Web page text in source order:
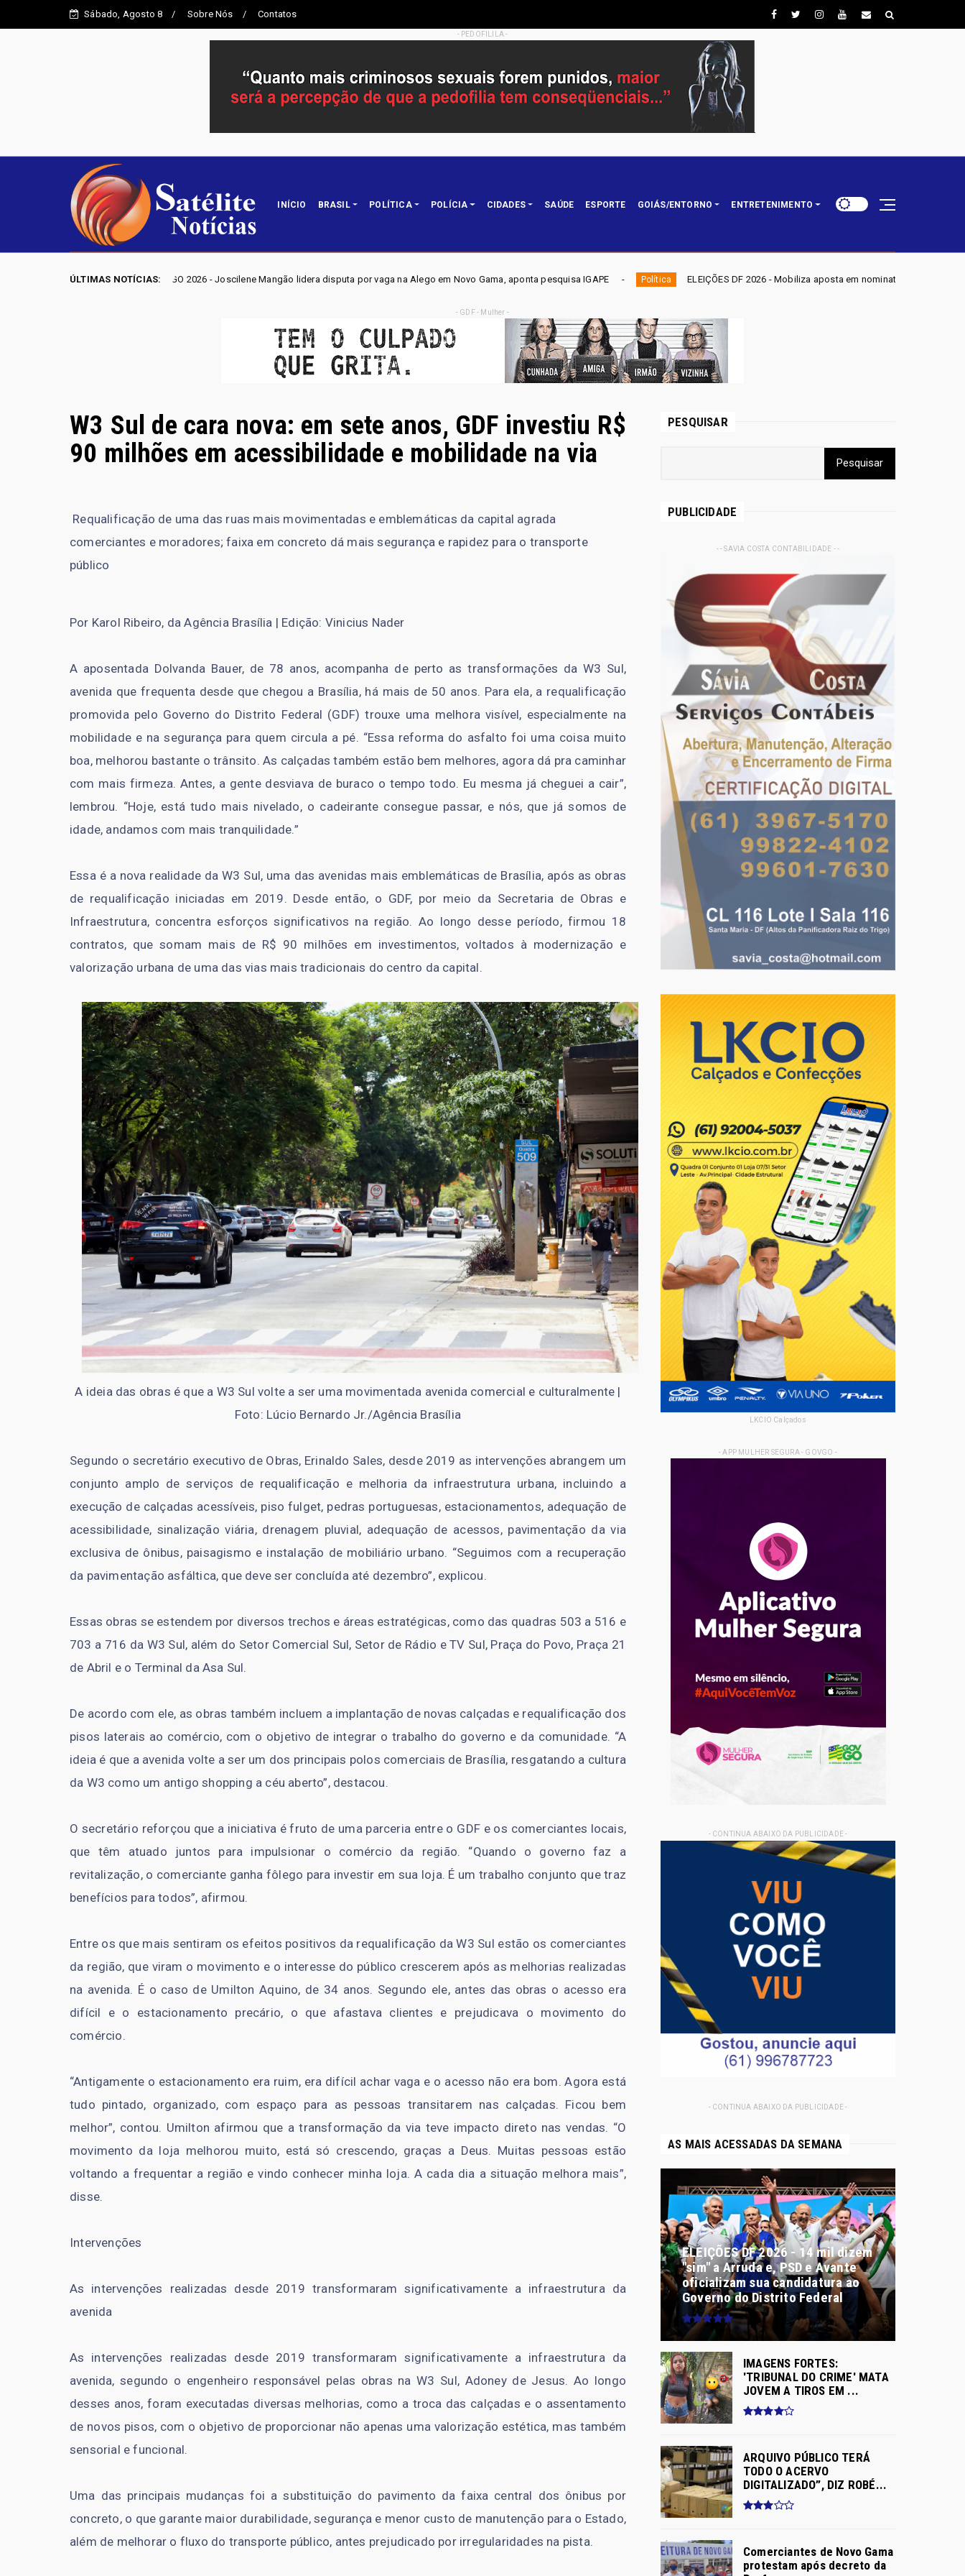
Sábado, Agosto 8 Sobre Nós Contatos
- PEDOFILILA -
INÍCIO BRASIL POLÍTICA POLÍCIA CIDADES SAÚDE ESPORTE GOIÁS/ENTORNO ENTRETENIMENTO
ÚLTIMAS NOTÍCIAS:
ELEIÇÕES GO 2026 - Joscilene Mangão lidera disputa por vaga na Alego em Novo Gama, aponta pesquisa IGAPE Política ELEIÇÕES DF 2026 - Mobiliza aposta em nominata completa e mira eleger três deputados
- GDF - Mulher -
W3 Sul de cara nova: em sete anos, GDF investiu R$
90 milhões em acessibilidade e mobilidade na via
Requalificação de uma das ruas mais movimentadas e emblemáticas da capital agrada
comerciantes e moradores; faixa em concreto dá mais segurança e rapidez para o transporte
público
Por Karol Ribeiro, da Agência Brasília | Edição: Vinicius Nader
A aposentada Dolvanda Bauer, de 78 anos, acompanha de perto as transformações da W3 Sul,
avenida que frequenta desde que chegou a Brasília, há mais de 50 anos. Para ela, a requalificação
promovida pelo Governo do Distrito Federal (GDF) trouxe uma melhora visível, especialmente na
mobilidade e na segurança para quem circula a pé. “Essa reforma do asfalto foi uma coisa muito
boa, melhorou bastante o trânsito. As calçadas também estão bem melhores, agora dá pra caminhar
com mais firmeza. Antes, a gente desviava de buraco o tempo todo. Eu mesma já cheguei a cair”,
lembrou. “Hoje, está tudo mais nivelado, o cadeirante consegue passar, e nós, que já somos de
idade, andamos com mais tranquilidade.”
Essa é a nova realidade da W3 Sul, uma das avenidas mais emblemáticas de Brasília, após as obras
de requalificação iniciadas em 2019. Desde então, o GDF, por meio da Secretaria de Obras e
Infraestrutura, concentra esforços significativos na região. Ao longo desse período, firmou 18
contratos, que somam mais de R$ 90 milhões em investimentos, voltados à modernização e
valorização urbana de uma das vias mais tradicionais do centro da capital.
A ideia das obras é que a W3 Sul volte a ser uma movimentada avenida comercial e culturalmente |
Foto: Lúcio Bernardo Jr./Agência Brasília
Segundo o secretário executivo de Obras, Erinaldo Sales, desde 2019 as intervenções abrangem um
conjunto amplo de serviços de requalificação e melhoria da infraestrutura urbana, incluindo a
execução de calçadas acessíveis, piso fulget, pedras portuguesas, estacionamentos, adequação de
acessibilidade, sinalização viária, drenagem pluvial, adequação de acessos, pavimentação da via
exclusiva de ônibus, paisagismo e instalação de mobiliário urbano. “Seguimos com a recuperação
da pavimentação asfáltica, que deve ser concluída até dezembro”, explicou.
Essas obras se estendem por diversos trechos e áreas estratégicas, como das quadras 503 a 516 e
703 a 716 da W3 Sul, além do Setor Comercial Sul, Setor de Rádio e TV Sul, Praça do Povo, Praça 21
de Abril e o Terminal da Asa Sul.
De acordo com ele, as obras também incluem a implantação de novas calçadas e requalificação dos
pisos laterais ao comércio, com o objetivo de integrar o trabalho do governo e da comunidade. “A
ideia é que a avenida volte a ser um dos principais polos comerciais de Brasília, resgatando a cultura
da W3 como um antigo shopping a céu aberto”, destacou.
O secretário reforçou que a iniciativa é fruto de uma parceria entre o GDF e os comerciantes locais,
que têm atuado juntos para impulsionar o comércio da região. “Quando o governo faz a
revitalização, o comerciante ganha fôlego para investir em sua loja. É um trabalho conjunto que traz
benefícios para todos”, afirmou.
Entre os que mais sentiram os efeitos positivos da requalificação da W3 Sul estão os comerciantes
da região, que viram o movimento e o interesse do público crescerem após as melhorias realizadas
na avenida. É o caso de Umilton Aquino, de 34 anos. Segundo ele, antes das obras o acesso era
difícil e o estacionamento precário, o que afastava clientes e prejudicava o movimento do
comércio.
“Antigamente o estacionamento era ruim, era difícil achar vaga e o acesso não era bom. Agora está
tudo pintado, organizado, com espaço para as pessoas transitarem nas calçadas. Ficou bem
melhor”, contou. Umilton afirmou que a transformação da via teve impacto direto nas vendas. “O
movimento da loja melhorou muito, está só crescendo, graças a Deus. Muitas pessoas estão
voltando a frequentar a região e vindo conhecer minha loja. A cada dia a situação melhora mais”,
disse.
Intervenções
As intervenções realizadas desde 2019 transformaram significativamente a infraestrutura da
avenida
As intervenções realizadas desde 2019 transformaram significativamente a infraestrutura da
avenida, segundo o engenheiro responsável pelas obras na W3 Sul, Adoney de Jesus. Ao longo
desses anos, foram executadas diversas melhorias, como a troca das calçadas e o assentamento
de novos pisos, com o objetivo de proporcionar não apenas uma valorização estética, mas também
sensorial e funcional.
Uma das principais mudanças foi a substituição do pavimento da faixa central dos ônibus por
concreto, o que garante maior durabilidade, segurança e menor custo de manutenção para o Estado,
além de melhorar o fluxo do transporte público, antes prejudicado por irregularidades na pista.
PESQUISAR
PUBLICIDADE
- - SAVIA COSTA CONTABILIDADE - -
LKCIO Calçados
- APP MULHER SEGURA - GOVGO -
- CONTINUA ABAIXO DA PUBLICIDADE -
- CONTINUA ABAIXO DA PUBLICIDADE -
AS MAIS ACESSADAS DA SEMANA
ELEIÇÕES DF 2026 - 14 mil dizem
"sim" a Arruda e, PSD e Avante
oficializam sua candidatura ao
Governo do Distrito Federal
IMAGENS FORTES:
'TRIBUNAL DO CRIME' MATA
JOVEM A TIROS EM ...
ARQUIVO PÚBLICO TERÁ
TODO O ACERVO
DIGITALIZADO”, DIZ ROBÉ...
Comerciantes de Novo Gama
protestam após decreto da